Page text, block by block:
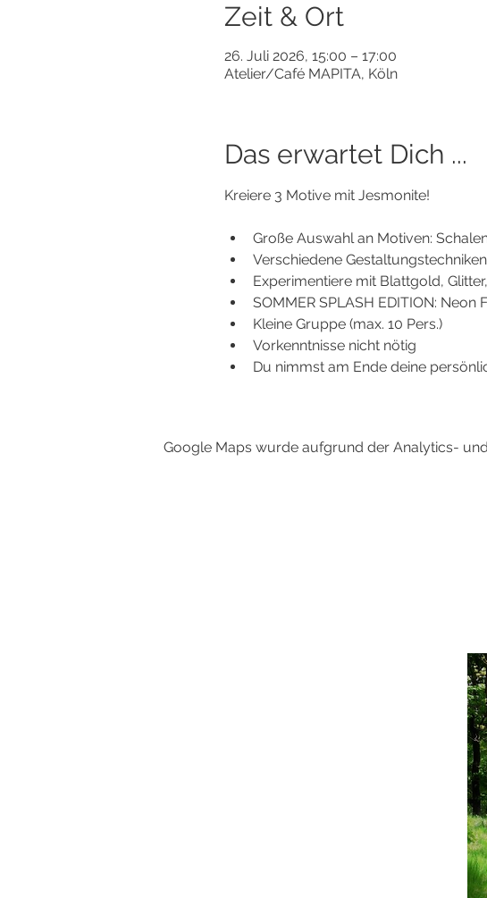
Zeit & Ort
26. Juli 2026, 15:00 – 17:00
Atelier/Café MAPITA, Köln
Das erwartet Dich ...
Kreiere 3 Motive mit Jesmonite!
Große Auswahl an Motiven:
Verschiedene
Experimentiere mit Blattgold,
SOMMER SPLASH EDITION: Neon
Kleine Gruppe (max. 10 Pers.)
Vorkenntnisse nicht nötig
Du nimmst am Ende deine
Google Maps wurde aufgrund der Analytics-